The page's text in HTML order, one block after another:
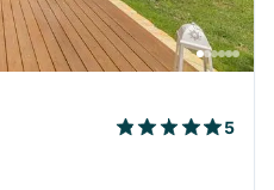
5